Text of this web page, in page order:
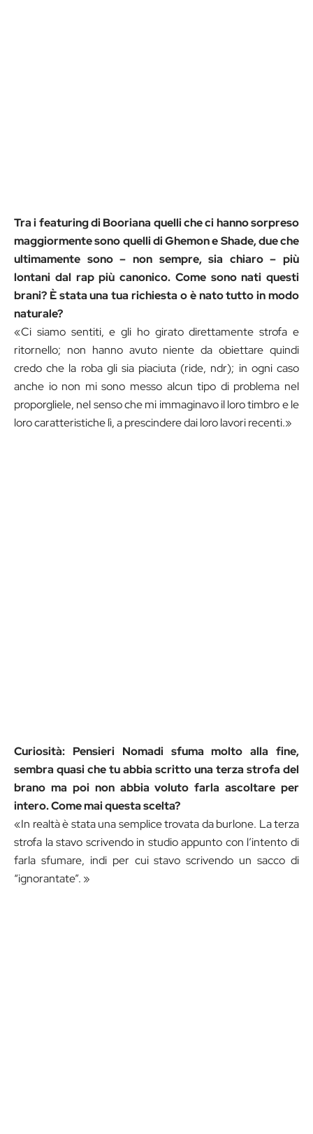
Tra i featuring di Booriana quelli che ci hanno sorpreso
maggiormente sono quelli di Ghemon eShade, due che
ultimamente sono – non sempre, sia chiaro – più
lontani dal rap più canonico. Come sono nati questi
brani? È stata una tua richiesta o è nato tutto in modo
naturale?
«Ci siamo sentiti, e gli ho girato direttamente strofa e
ritornello; non hanno avuto niente da obiettare quindi
credo che la roba gli sia piaciuta (ride, ndr); in ogni caso
anche io non mi sono messo alcun tipo di problema nel
proporgliele, nel senso che mi immaginavo il loro timbro e le
loro caratteristiche lì, a prescindere dai loro lavori recenti.»
Curiosità: Pensieri Nomadi sfuma molto alla fine,
sembra quasi che tu abbia scritto una terza strofa del
brano ma poi non abbia voluto farla ascoltare per
intero. Come mai questa scelta?
«In realtà è stata una semplice trovata da burlone. La terza
strofa la stavo scrivendo in studio appunto con l’intento di
farla sfumare, indi per cui stavo scrivendo un sacco di
“ignorantate”. »